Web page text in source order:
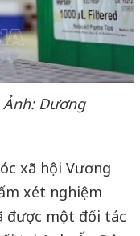
Ảnh: Dương
xã hội Vương
xét nghiệm
được một đối tác